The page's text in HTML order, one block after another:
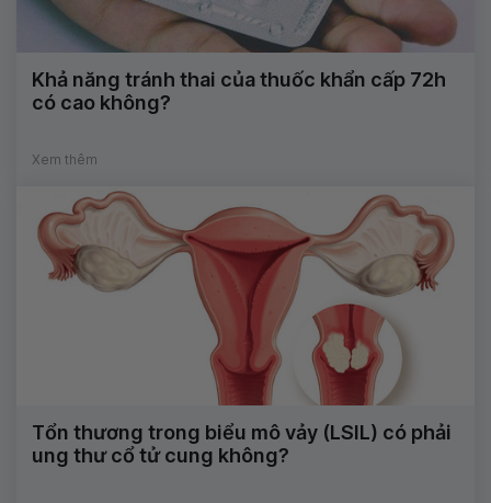
Khả năng tránh thai của thuốc khẩn cấp 72h
có cao không?
Xem thêm
Tổn thương trong biểu mô vảy (LSIL) có phải
ung thư cổ tử cung không?